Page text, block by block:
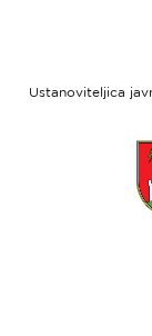
Ustanoviteljica